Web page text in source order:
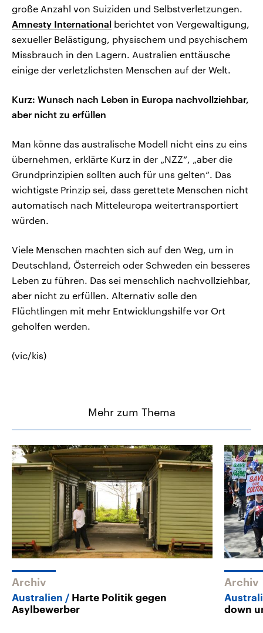
große Anzahl von Suiziden und Selbstverletzungen.
Amnesty International berichtet von Vergewaltigung,
sexueller Belästigung, physischem und psychischem
Missbrauch in den Lagern. Australien enttäusche
einige der verletzlichsten Menschen auf der Welt.
Kurz: Wunsch nach Leben in Europa nachvollziehbar,
aber nicht zu erfüllen
Man könne das australische Modell nicht eins zu eins
übernehmen, erklärte Kurz in der „NZZ“, „aber die
Grundprinzipien sollten auch für uns gelten“. Das
wichtigste Prinzip sei, dass gerettete Menschen nicht
automatisch nach Mitteleuropa weitertransportiert
würden.
Viele Menschen machten sich auf den Weg, um in
Deutschland, Österreich oder Schweden ein besseres
Leben zu führen. Das sei menschlich nachvollziehbar,
aber nicht zu erfüllen. Alternativ solle den
Flüchtlingen mit mehr Entwicklungshilfe vor Ort
geholfen werden.
(vic/kis)
Mehr zum Thema
Archiv
Australien
Harte Politik gegen
Asylbewerber
Archiv
down